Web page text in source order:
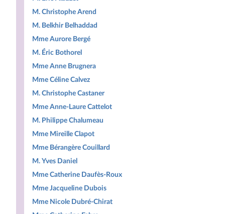
M. Christophe Arend
M. Belkhir Belhaddad
Mme Aurore Bergé
M. Éric Bothorel
Mme Anne Brugnera
Mme Céline Calvez
M. Christophe Castaner
Mme Anne-Laure Cattelot
M. Philippe Chalumeau
Mme Mireille Clapot
Mme Bérangère Couillard
M. Yves Daniel
Mme Catherine Daufès-Roux
Mme Jacqueline Dubois
Mme Nicole Dubré-Chirat